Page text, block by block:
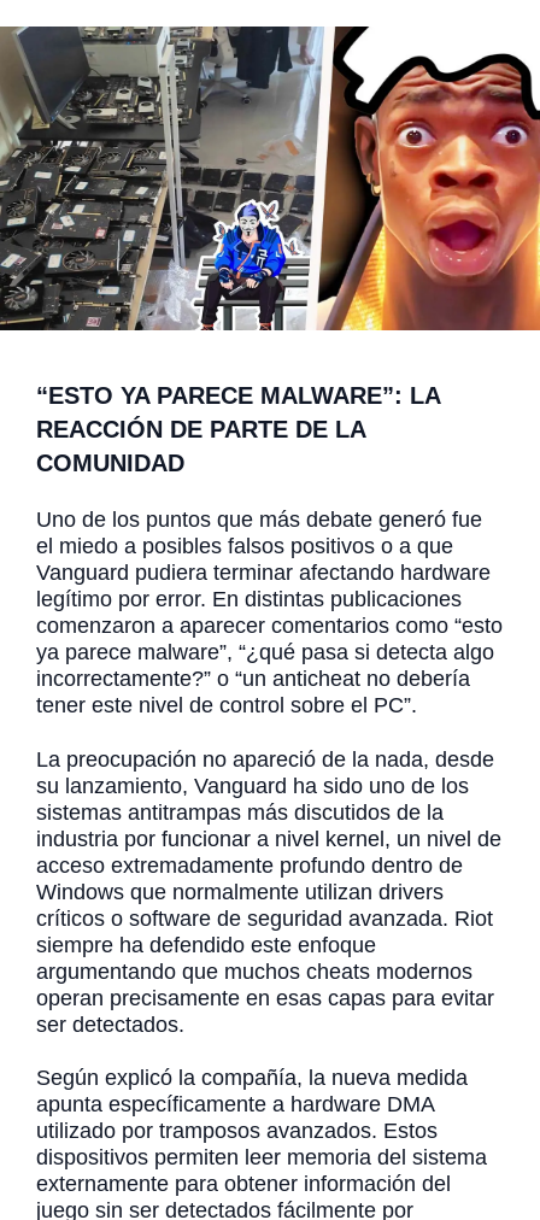
“ESTO YA PARECE MALWARE”: LA
REACCIÓN DE PARTE DE LA
COMUNIDAD
Uno de los puntos que más debate generó fue
el miedo a posibles falsos positivos o a que
Vanguard pudiera terminar afectando hardware
legítimo por error. En distintas publicaciones
comenzaron a aparecer comentarios como “esto
ya parece malware”, “¿qué pasa si detecta algo
incorrectamente?” o “un anticheat no debería
tener este nivel de control sobre el PC”.
La preocupación no apareció de la nada, desde
su lanzamiento, Vanguard ha sido uno de los
sistemas antitrampas más discutidos de la
industria por funcionar a nivel kernel, un nivel de
acceso extremadamente profundo dentro de
Windows que normalmente utilizan drivers
críticos o software de seguridad avanzada. Riot
siempre ha defendido este enfoque
argumentando que muchos cheats modernos
operan precisamente en esas capas para evitar
ser detectados.
Según explicó la compañía, la nueva medida
apunta específicamente a hardware DMA
utilizado por tramposos avanzados. Estos
dispositivos permiten leer memoria del sistema
externamente para obtener información del
juego sin ser detectados fácilmente por